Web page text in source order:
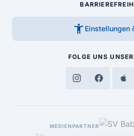
accessibility_new Einstellungen
FOLGE UNS
MEDIENPARTNER